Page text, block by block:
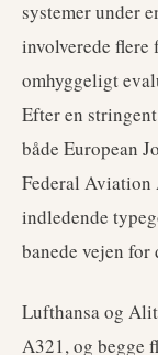
systemer under
involverede
omhyggeligt
Efter en
både European
Federal
indledende
banede vejen
Lufthansa og
A321, og begge